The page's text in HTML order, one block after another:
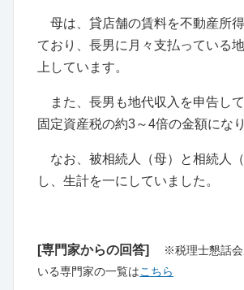
母は、貸店舗の賃料を不動産所
ており、長男に月々支払っている
上しています。
また、長男も地代収入を申告し
固定資産税の約3～4倍の金額になり
なお、被相続人（母）と相続人
し、生計を一にしていました。
[専門家からの回答]
※税理士懇話会
いる専門家の一覧はこちら